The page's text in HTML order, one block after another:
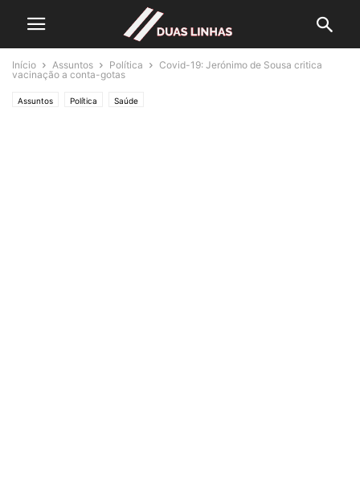
Início Assuntos Política
Covid-19: Jerónimo de Sousa critica
vacinação a conta-gotas
Assuntos Política Saúde